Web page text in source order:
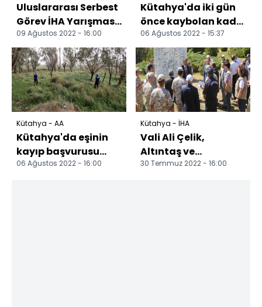
Uluslararası Serbest
Görev İHA Yarışması
Kütahya'da başladı
09 Ağustos 2022 - 16:00
Kütahya'da iki gün
önce kaybolan kadın
bulundu
06 Ağustos 2022 - 15:37
Kütahya - AA
Kütahya'da eşinin
kayıp başvurusu
yaptığı kadın
06 Ağustos 2022 - 16:00
Kütahya - İHA
Vali Ali Çelik,
Altıntaş ve
Dumlupınar
30 Temmuz 2022 - 16:00